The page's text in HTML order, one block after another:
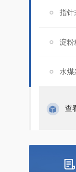
指针
淀粉
水煤
查